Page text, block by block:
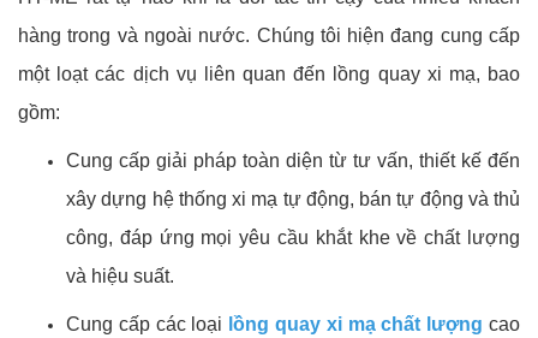
hàng trong và ngoài nước. Chúng tôi hiện đang cung cấp
một loạt các dịch vụ liên quan đến lồng quay xi mạ, bao
gồm:
Cung cấp giải pháp toàn diện từ tư vấn, thiết kế đến
xây dựng hệ thống xi mạ tự động, bán tự động và thủ
công, đáp ứng mọi yêu cầu khắt khe về chất lượng
và hiệu suất.
Cung cấp các loại lồng quay xi mạ chất lượng cao